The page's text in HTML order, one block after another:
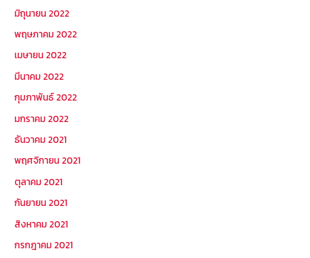
มิถุนายน 2022
พฤษภาคม 2022
เมษายน 2022
มีนาคม 2022
กุมภาพันธ์ 2022
มกราคม 2022
ธันวาคม 2021
พฤศจิกายน 2021
ตุลาคม 2021
กันยายน 2021
สิงหาคม 2021
กรกฎาคม 2021